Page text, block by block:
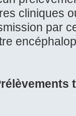
cliniques
par